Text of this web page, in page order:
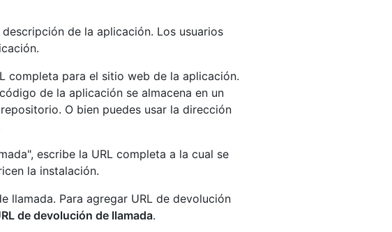
de la aplicación. Los usuarios
completa para el sitio web de la aplicación.
de la aplicación se almacena en un
O bien puedes usar la dirección
escribe la URL completa a la cual se
la instalación.
llamada. Para agregar URL de devolución
de devolución de llamada.